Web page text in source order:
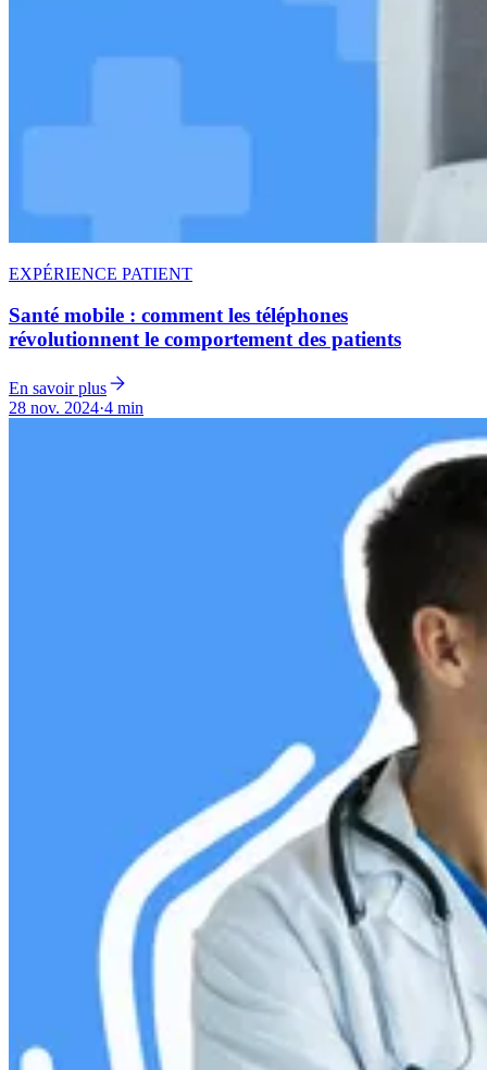
EXPÉRIENCE PATIENT
Santé mobile : comment les téléphones
révolutionnent le comportement des patients
En savoir plus
28 nov. 2024·4 min